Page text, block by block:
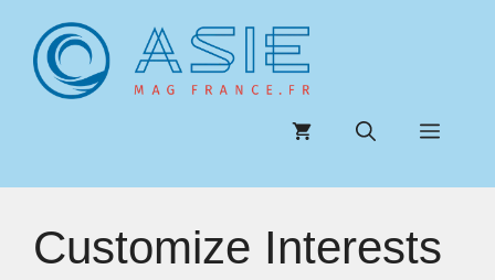
contenu
Menu
Customize Interests